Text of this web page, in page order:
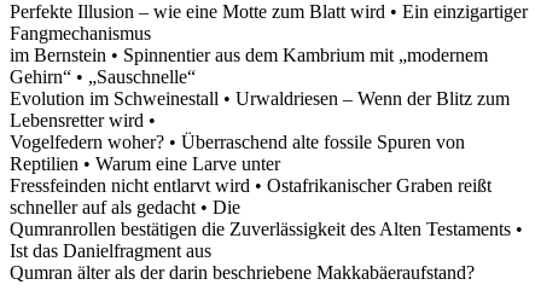
Perfekte Illusion – wie eine Motte zum Blatt wird • Ein einzigartiger
Fangmechanismus
im Bernstein • Spinnentier aus dem Kambrium mit „modernem
Gehirn“ • „Sauschnelle“
Evolution im Schweinestall • Urwaldriesen – Wenn der Blitz zum
Lebensretter wird •
Vogelfedern woher? • Überraschend alte fossile Spuren von
Reptilien • Warum eine Larve unter
Fressfeinden nicht entlarvt wird • Ostafrikanischer Graben reißt
schneller auf als gedacht • Die
Qumranrollen bestätigen die Zuverlässigkeit des Alten Testaments •
Ist das Danielfragment aus
Qumran älter als der darin beschriebene Makkabäeraufstand?